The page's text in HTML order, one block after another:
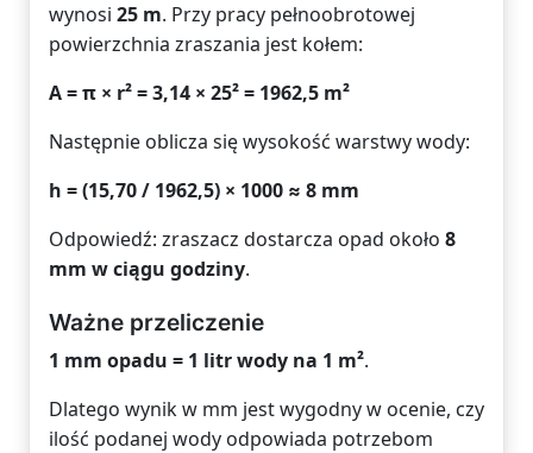
wynosi 25 m. Przy pracy pełnoobrotowej
powierzchnia zraszania jest kołem:
A = π × r² = 3,14 × 25² = 1962,5 m²
Następnie oblicza się wysokość warstwy wody:
h = (15,70 / 1962,5) × 1000 ≈ 8 mm
Odpowiedź: zraszacz dostarcza opad około 8
mm w ciągu godziny.
Ważne przeliczenie
1 mm opadu = 1 litr wody na 1 m².
Dlatego wynik w mm jest wygodny w ocenie, czy
ilość podanej wody odpowiada potrzebom